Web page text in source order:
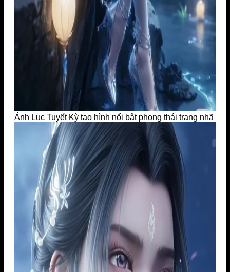
Ảnh Lục Tuyết Kỳ tạo hình nổi bật phong thái trang nhã